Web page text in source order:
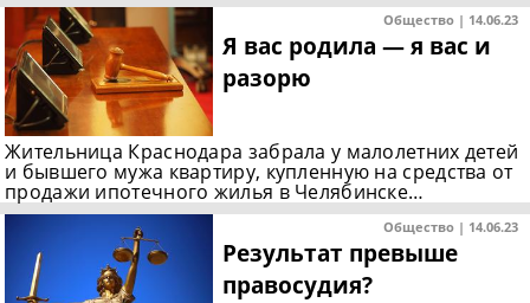
Общество | 14.06.23
Я вас родила — я вас и
разорю
Жительница Краснодара забрала у малолетних детей
и бывшего мужа квартиру, купленную на средства от
продажи ипотечного жилья в Челябинске…
Общество | 14.06.23
Результат превыше
правосудия?